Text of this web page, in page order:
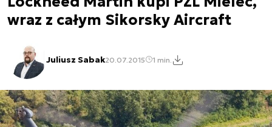
wraz z całym Sikorsky Aircraft
Juliusz Sabak20.07.2015 1 min.